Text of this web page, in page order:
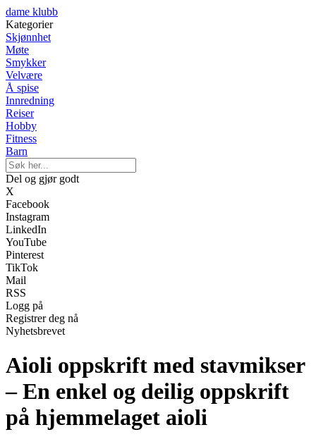
dame klubb
Kategorier
Skjønnhet
Møte
Smykker
Velvære
Å spise
Innredning
Reiser
Hobby
Fitness
Barn
Del og gjør godt
X
Facebook
Instagram
LinkedIn
YouTube
Pinterest
TikTok
Mail
RSS
Logg på
Registrer deg nå
Nyhetsbrevet
Aioli oppskrift med stavmikser
– En enkel og deilig oppskrift
på hjemmelaget aioli